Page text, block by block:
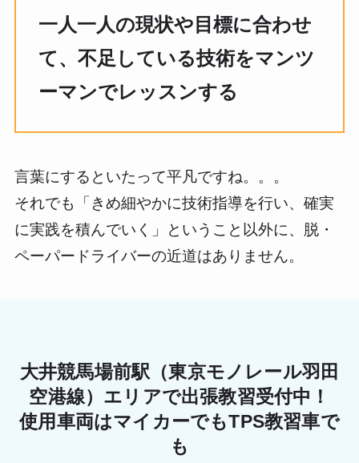
一人一人の現状や目標に合わせ
て、不足している技術をマンツ
ーマンでレッスンする
言葉にするといたって平凡ですね。。。
それでも「きめ細やかに技術指導を行い、確実
に実践を積んでいく」ということ以外に、脱・
ペーパードライバーの近道はありません。
大井競馬場前駅（東京モノレール羽田
空港線）エリアで出張教習受付中！
使用車両はマイカーでもTPS教習車で
も